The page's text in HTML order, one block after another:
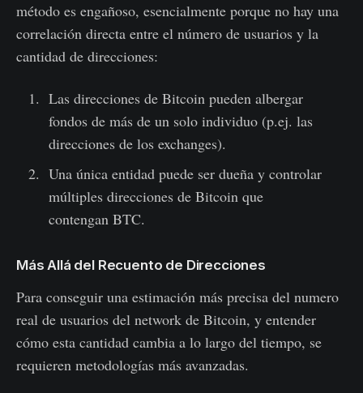
método es engañoso, esencialmente porque no hay una
correlación directa entre el número de usuarios y la
cantidad de direcciones:
Las direcciones de Bitcoin pueden albergar
fondos de más de un solo individuo (p.ej. las
direcciones de los exchanges).
Una única entidad puede ser dueña y controlar
múltiples direcciones de Bitcoin que
contengan BTC.
Más Allá del Recuento de Direcciones
Para conseguir una estimación más precisa del numero
real de usuarios del network de Bitcoin, y entender
cómo esta cantidad cambia a lo largo del tiempo, se
requieren metodologías más avanzadas.